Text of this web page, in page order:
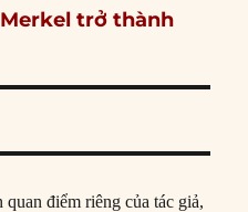
Merkel trở thành
điểm riêng của tác giả,